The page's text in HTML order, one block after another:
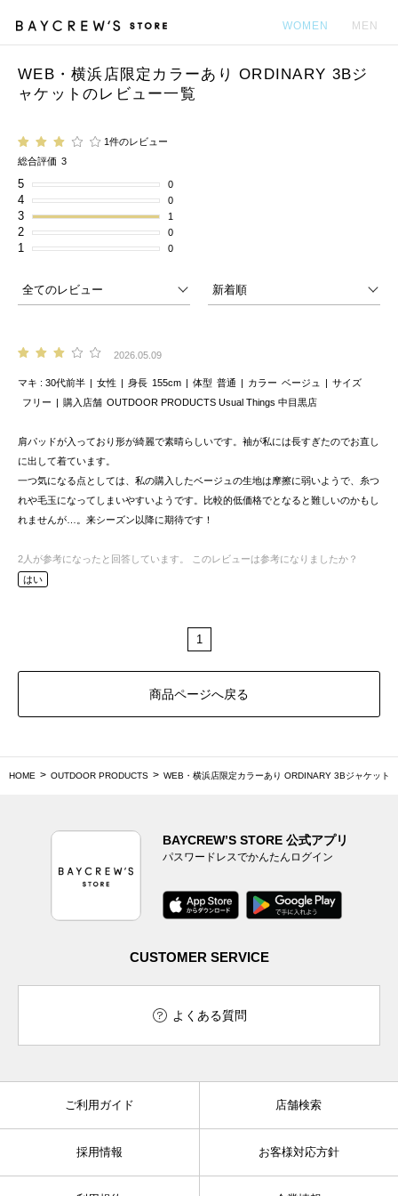
WOMEN MEN
WEB・横浜店限定カラーあり ORDINARY 3Bジ
ャケットのレビュー一覧
1件のレビュー
総合評価 3
5 0
4 0
3 1
2 0
1 0
2026.05.09
マキ 30代前半 女性 身長 155cm 体型 普通 カラー ベージュ
サイズ
フリー
購入店舗 OUTDOOR PRODUCTS Usual Things 中目黒店
肩パッドが入っており形が綺麗で素晴らしいです。袖が私には長すぎたのでお直し
に出して着ています。
一つ気になる点としては、私の購入したベージュの生地は摩擦に弱いようで、糸つ
れや毛玉になってしまいやすいようです。比較的低価格でとなると難しいのかもし
れませんが…。来シーズン以降に期待です！
2 人が参考になったと回答しています。
このレビューは参考になりましたか？
はい
1
商品ページへ戻る
HOME OUTDOOR PRODUCTS WEB・横浜店限定カラーあり ORDINARY 3Bジャケット
BAYCREW’S STORE 公式アプリ
パスワードレスでかんたんログイン
CUSTOMER SERVICE
よくある質問
ご利用ガイド 店舗検索
採用情報 お客様対応方針